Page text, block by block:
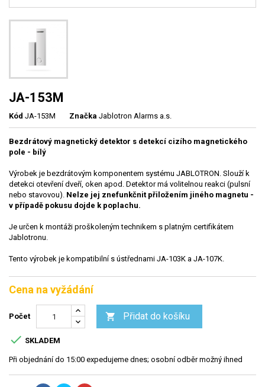
JA-153M
Kód JA-153M Značka Jablotron Alarms a.s.
Bezdrátový magnetický detektor s detekcí cizího magnetického
pole - bílý
Výrobek je bezdrátovým komponentem systému JABLOTRON. Slouží k
detekci otevření dveří, oken apod. Detektor má volitelnou reakci (pulsní
nebo stavovou). Nelze jej znefunkčnit přiložením jiného magnetu -
v případě pokusu dojde k poplachu.
Je určen k montáži proškoleným technikem s platným certifikátem
Jablotronu.
Tento výrobek je kompatibilní s ústřednami JA-103K a JA-107K.
Cena na vyžádání
Počet  Přidat do košíku
 SKLADEM
Při objednání do 15:00 expedujeme dnes; osobní odběr možný ihned